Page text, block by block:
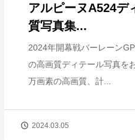
アルピーヌA524デ
質写真集...
2024年開幕戦バーレーン
の高画質ディテール写真を
万画素の高画質、計...
2024.03.05